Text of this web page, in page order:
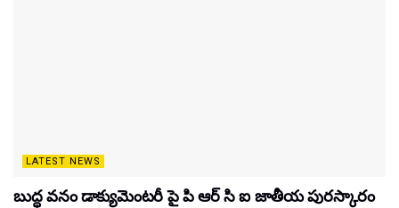
LATEST NEWS
బుద్ధ వనం డాక్యుమెంటరీ పై పి ఆర్ సి ఐ జాతీయ పురస్కారం